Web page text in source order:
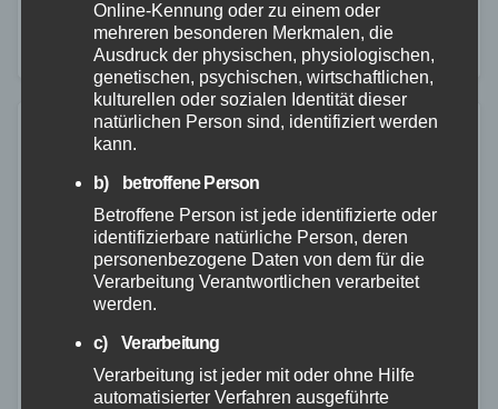
erheblich verschärft. In Koblenz stehen verschiedene
Angebote zur Verfügung, die es wohnungslosen
Menschen ermöglichen…
Online-Kennung oder zu einem oder
mehreren besonderen Merkmalen, die
Ausdruck der physischen, physiologischen,
genetischen, psychischen, wirtschaftlichen,
kulturellen oder sozialen Identität dieser
natürlichen Person sind, identifiziert werden
kann.
b) betroffene Person
Betroffene Person ist jede identifizierte oder
identifizierbare natürliche Person, deren
personenbezogene Daten von dem für die
Verarbeitung Verantwortlichen verarbeitet
werden.
c) Verarbeitung
Verarbeitung ist jeder mit oder ohne Hilfe
automatisierter Verfahren ausgeführte